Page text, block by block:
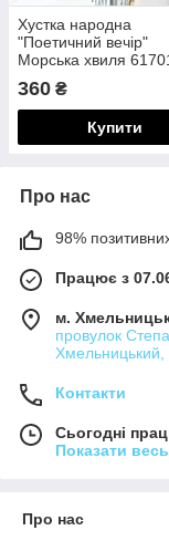
Хустка народна
"Поетичний вечір"
Морська хвиля
360 ₴
Купити
Про нас
98% позитивних
Працює з
м.
провулок
Хмельницький,
Контакти
Сьогодні
Показати
Про нас